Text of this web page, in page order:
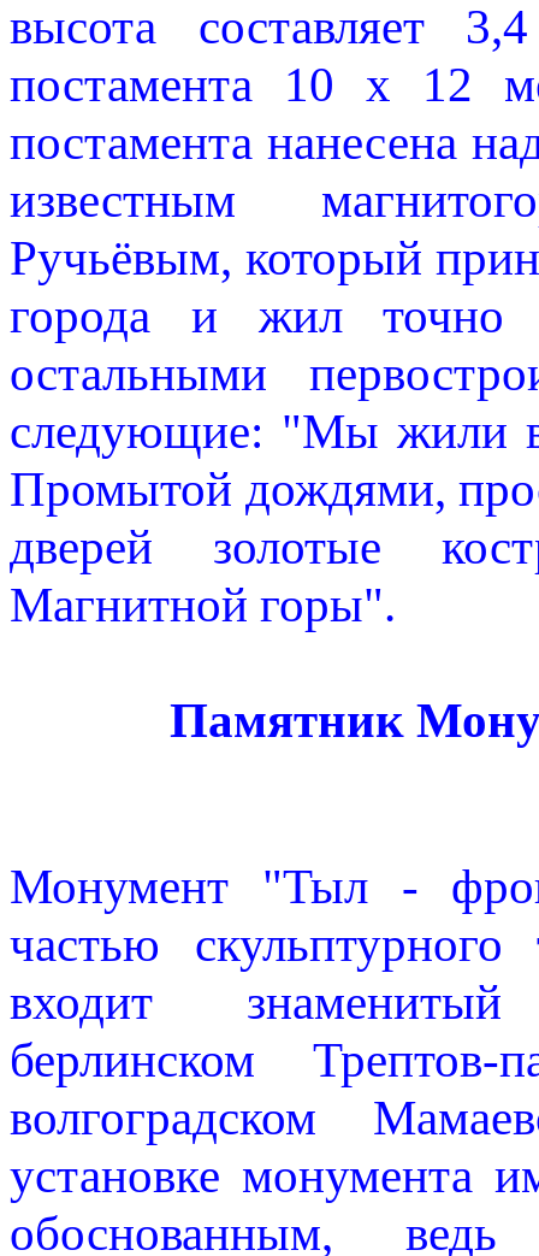
высота составляет
постамента 10 х 12
постамента нанесена
известным
Ручьёвым, который
города и жил точно
остальными
следующие: "Мы жили в
Промытой дождями,
дверей золотые
Магнитной горы".
Памятник
Монумент "Тыл -
частью
входит
берлинском
волгоградском
установке монумента
обоснованным,